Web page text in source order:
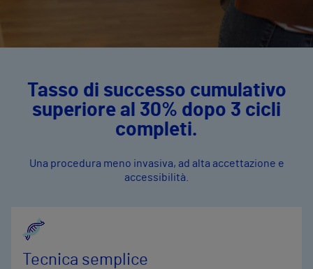
Tasso di successo cumulativo
superiore al 30% dopo 3 cicli
completi.
Una procedura meno invasiva, ad alta accettazione e
accessibilità.
Tecnica semplice